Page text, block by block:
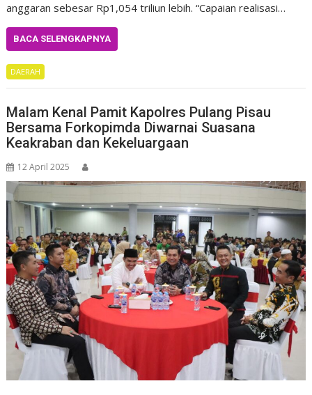
anggaran sebesar Rp1,054 triliun lebih. “Capaian realisasi…
BACA SELENGKAPNYA
DAERAH
Malam Kenal Pamit Kapolres Pulang Pisau
Bersama Forkopimda Diwarnai Suasana
Keakraban dan Kekeluargaan
12 April 2025